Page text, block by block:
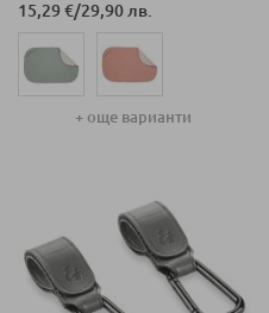
15,29 €/29,90 лв.
+ още варианти